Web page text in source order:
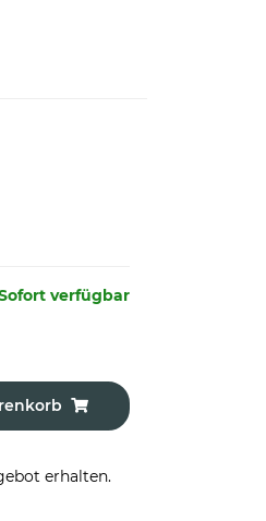
verfügbar
erhalten.